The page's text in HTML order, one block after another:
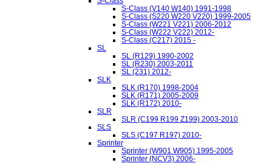
S-Class (V140 W140) 1991-1998
S-Class (S220 W220 V220) 1999-2005
S-Class (W221 V221) 2006-2012
S-Class (W222 V222) 2012-
S-Class (C217) 2015 -
SL
SL (R129) 1990-2002
SL (R230) 2003-2011
SL (231) 2012-
SLK
SLK (R170) 1998-2004
SLK (R171) 2005-2009
SLK (R172) 2010-
SLR
SLR (C199 R199 Z199) 2003-2010
SLS
SLS (C197 R197) 2010-
Sprinter
Sprinter (W901 W905) 1995-2005
Sprinter (NCV3) 2006-